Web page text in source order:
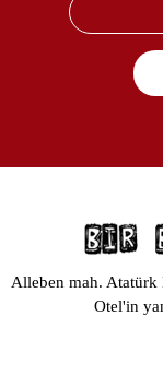
Alleben mah. Atatürk
Otel'in